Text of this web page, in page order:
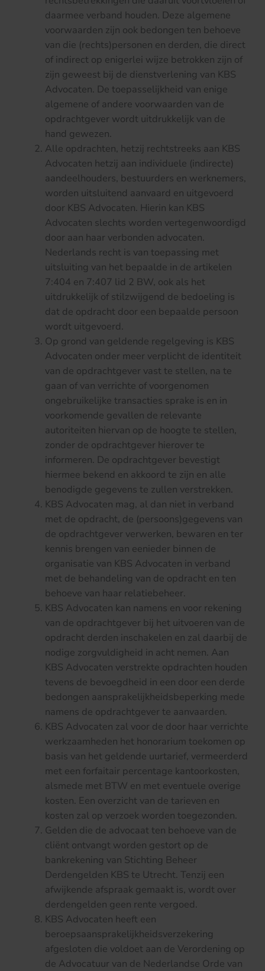
daarmee verband houden. Deze algemene
voorwaarden zijn ook bedongen ten behoeve
van die (rechts)personen en derden, die direct
of indirect op enigerlei wijze betrokken zijn of
zijn geweest bij de dienstverlening van KBS
Advocaten. De toepasselijkheid van enige
algemene of andere voorwaarden van de
opdrachtgever wordt uitdrukkelijk van de
hand gewezen.
Alle opdrachten, hetzij rechtstreeks aan KBS
Advocaten hetzij aan individuele (indirecte)
aandeelhouders, bestuurders en werknemers,
worden uitsluitend aanvaard en uitgevoerd
door KBS Advocaten. Hierin kan KBS
Advocaten slechts worden vertegenwoordigd
door aan haar verbonden advocaten.
Nederlands recht is van toepassing met
uitsluiting van het bepaalde in de artikelen
7:404 en 7:407 lid 2 BW, ook als het
uitdrukkelijk of stilzwijgend de bedoeling is
dat de opdracht door een bepaalde persoon
wordt uitgevoerd.
Op grond van geldende regelgeving is KBS
Advocaten onder meer verplicht de identiteit
van de opdrachtgever vast te stellen, na te
gaan of van verrichte of voorgenomen
ongebruikelijke transacties sprake is en in
voorkomende gevallen de relevante
autoriteiten hiervan op de hoogte te stellen,
zonder de opdrachtgever hierover te
informeren. De opdrachtgever bevestigt
hiermee bekend en akkoord te zijn en alle
benodigde gegevens te zullen verstrekken.
KBS Advocaten mag, al dan niet in verband
met de opdracht, de (persoons)gegevens van
de opdrachtgever verwerken, bewaren en ter
kennis brengen van eenieder binnen de
organisatie van KBS Advocaten in verband
met de behandeling van de opdracht en ten
behoeve van haar relatiebeheer.
KBS Advocaten kan namens en voor rekening
van de opdrachtgever bij het uitvoeren van de
opdracht derden inschakelen en zal daarbij de
nodige zorgvuldigheid in acht nemen. Aan
KBS Advocaten verstrekte opdrachten houden
tevens de bevoegdheid in een door een derde
bedongen aansprakelijkheidsbeperking mede
namens de opdrachtgever te aanvaarden.
KBS Advocaten zal voor de door haar verrichte
werkzaamheden het honorarium toekomen op
basis van het geldende uurtarief, vermeerderd
met een forfaitair percentage kantoorkosten,
alsmede met BTW en met eventuele overige
kosten. Een overzicht van de tarieven en
kosten zal op verzoek worden toegezonden.
Gelden die de advocaat ten behoeve van de
cliënt ontvangt worden gestort op de
bankrekening van Stichting Beheer
Derdengelden KBS te Utrecht. Tenzij een
afwijkende afspraak gemaakt is, wordt over
derdengelden geen rente vergoed.
KBS Advocaten heeft een
beroepsaansprakelijkheidsverzekering
afgesloten die voldoet aan de Verordening op
de Advocatuur van de Nederlandse Orde van